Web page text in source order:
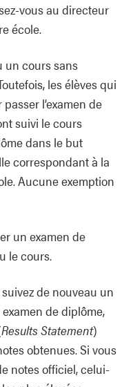
vous au directeur
école.
un cours sans
les élèves qui
l’examen de
suivi le cours
dans le but
correspondant à la
Aucune exemption
un examen de
le cours.
de nouveau un
de diplôme,
Results Statement)
obtenues. Si vous
notes officiel, celui-